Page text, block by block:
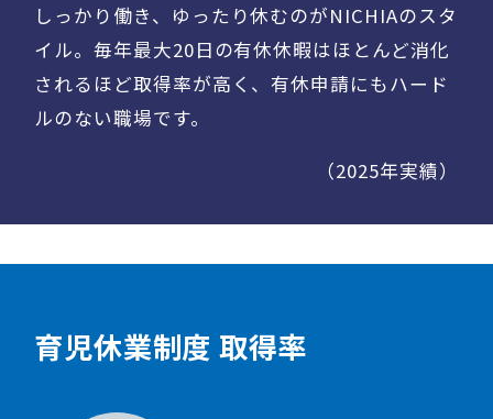
しっかり働き、ゆったり休むのがNICHIAのスタ
イル。毎年最大20日の有休休暇はほとんど消化
されるほど取得率が高く、有休申請にもハード
ルのない職場です。
（2025年実績）
育児休業制度 取得率